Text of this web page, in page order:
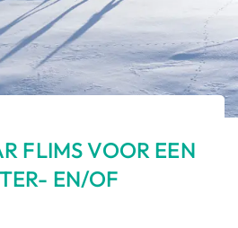
FLIMS VOOR EEN
EN/OF